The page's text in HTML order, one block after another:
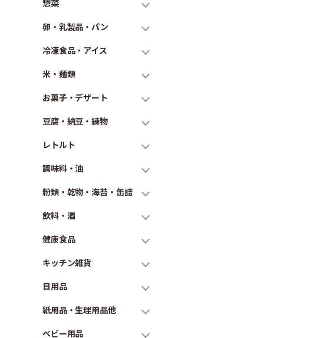
惣菜
卵・乳製品・パン
冷凍食品・アイス
米・麺類
お菓子・デザート
豆腐・納豆・練物
レトルト
調味料・油
粉類・乾物・海苔・缶詰
飲料・酒
健康食品
キッチン雑貨
日用品
紙用品・生理用品他
ベビー用品